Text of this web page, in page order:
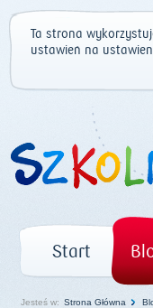
Ta strona
ustawień na
Start
Jesteś w: Strona Główna